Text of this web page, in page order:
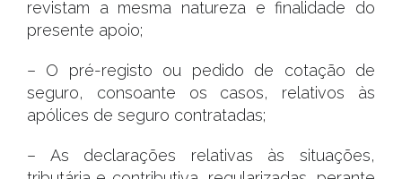
revistam a mesma natureza e finalidade do
presente apoio;
– O pré-registo ou pedido de cotação de
seguro, consoante os casos, relativos às
apólices de seguro contratadas;
– As declarações relativas às situações,